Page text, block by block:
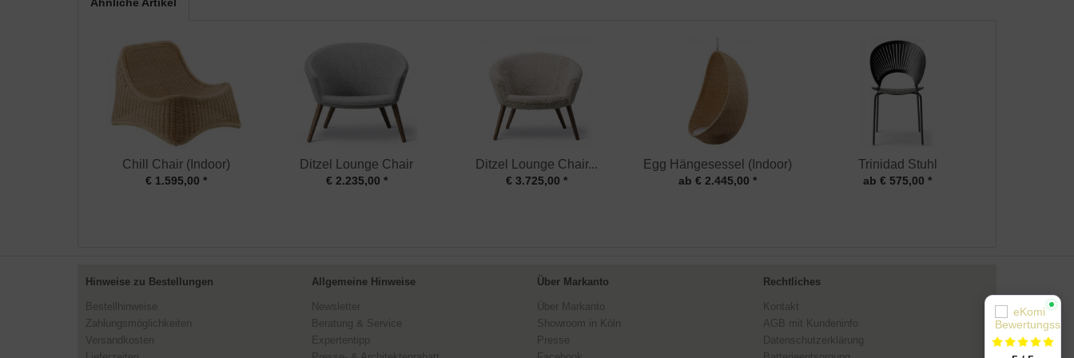
Chill Chair (Indoor)
€ 1.595,00 *
Ditzel Lounge Chair
€ 2.235,00 *
Ditzel Lounge Chair...
€ 3.725,00 *
Egg Hängesessel (Indoor)
ab € 2.445,00 *
Trinidad Stuhl
ab € 575,00 *
Hinweise zu Bestellungen
Bestellhinweise
Zahlungsmöglichkeiten
Versandkosten
Allgemeine Hinweise
Newsletter
Beratung & Service
Expertentipp
Über Markanto
Über Markanto
Showroom in Köln
Presse
Rechtliches
Kontakt
AGB mit Kundeninfo
Datenschutzerklärung